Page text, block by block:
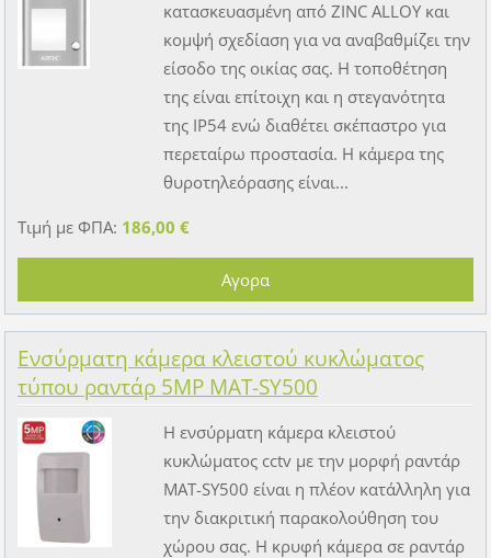
κατασκευασμένη από ZINC ALLOY και
κομψή σχεδίαση για να αναβαθμίζει την
είσοδο της οικίας σας. Η τοποθέτηση
της είναι επίτοιχη και η στεγανότητα
της IP54 ενώ διαθέτει σκέπαστρο για
περεταίρω προστασία. Η κάμερα της
θυροτηλεόρασης είναι...
Τιμή με ΦΠΑ: 186,00 €
Ενσύρματη κάμερα κλειστού κυκλώματος
τύπου ραντάρ 5MP MAT-SY500
Η ενσύρματη κάμερα κλειστού
κυκλώματος cctv με την μορφή ραντάρ
MAT-SY500 είναι η πλέον κατάλληλη για
την διακριτική παρακολούθηση του
χώρου σας. Η κρυφή κάμερα σε ραντάρ